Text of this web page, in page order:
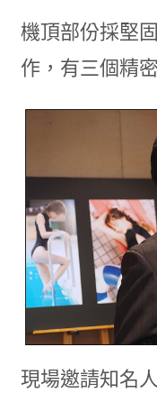
機頂部份採堅
作，有三個精
現場邀請知名